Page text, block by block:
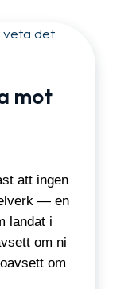
mot
att ingen
— en
landat i
om ni
om